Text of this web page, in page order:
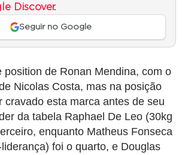
Discover.
Seguir no Google
position de Ronan Mendina, com o
Nicolas Costa, mas na posição
cravado esta marca antes de seu
da tabela Raphael De Leo (30kg
enquanto Matheus Fonseca
foi o quarto, e Douglas